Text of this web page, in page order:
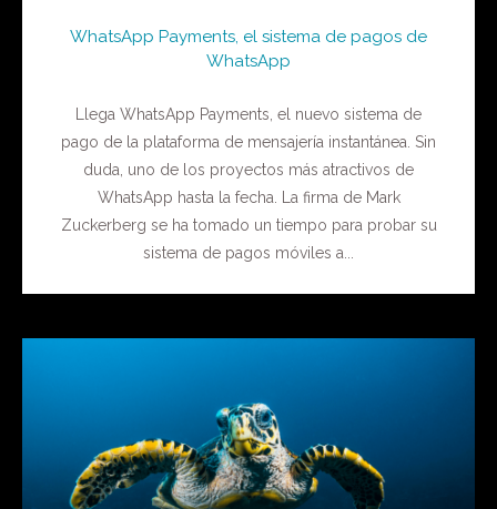
WhatsApp Payments, el sistema de pagos de
WhatsApp
Llega WhatsApp Payments, el nuevo sistema de
pago de la plataforma de mensajería instantánea. Sin
duda, uno de los proyectos más atractivos de
WhatsApp hasta la fecha. La firma de Mark
Zuckerberg se ha tomado un tiempo para probar su
sistema de pagos móviles a...